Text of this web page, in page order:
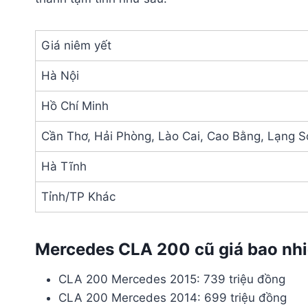
Giá niêm yết
Hà Nội
Hồ Chí Minh
Cần Thơ, Hải Phòng, Lào Cai, Cao Bằng, Lạng
Hà Tĩnh
Tỉnh/TP Khác
Mercedes CLA 200 cũ giá bao
CLA 200 Mercedes 2015: 739 triệu đồng
CLA 200 Mercedes 2014: 699 triệu đồng